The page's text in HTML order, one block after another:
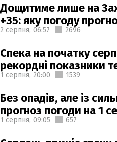
Дощитиме лише на
+35: яку погоду
2 серпня, 06:57 2696
Спека на початку
рекордні показники
1 серпня, 20:00 1539
Без опадів, але із
прогноз погоди на 1
1 серпня, 09:05 657